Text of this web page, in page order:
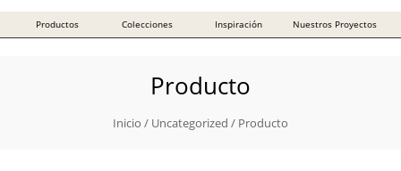
Producto
Inicio / Uncategorized / Producto